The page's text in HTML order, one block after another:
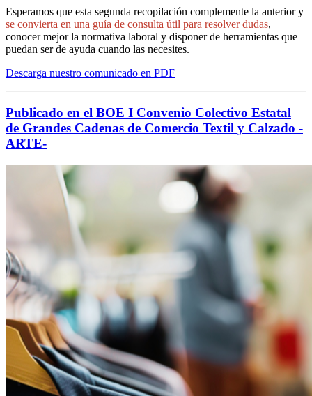
Esperamos que esta segunda recopilación complemente la anterior y
se convierta en una guía de consulta útil para resolver dudas,
conocer mejor la normativa laboral y disponer de herramientas que
puedan ser de ayuda cuando las necesites.
Descarga nuestro comunicado en PDF
Publicado en el BOE I Convenio Colectivo Estatal
de Grandes Cadenas de Comercio Textil y Calzado -
ARTE-